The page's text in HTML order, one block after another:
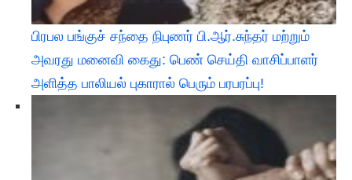
பிரபல பங்குச் சந்தை நிபுணர் பி.ஆர்.சுந்தர் மற்றும்
அவரது மனைவி கைது: பெண் செய்தி வாசிப்பாளர்
அளித்த பாலியல் புகாரால் பெரும் பரபரப்பு!